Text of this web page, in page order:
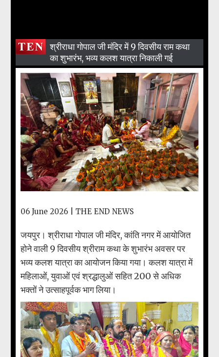
श्रीराधा गोपाल जी मंदिर में 9 दिवसीय राम कथा
का शुभारंभ, भव्य कलश यात्रा निकाली गई
06 June 2026 | THE END NEWS
जयपुर। श्रीराधा गोपाल जी मंदिर, कांति नगर में आयोजित
होने वाली 9 दिवसीय श्रीराम कथा के शुभारंभ अवसर पर
भव्य कलश यात्रा का आयोजन किया गया। कलश यात्रा में
महिलाओं, युवाओं एवं श्रद्धालुओं सहित 200 से अधिक
भक्तों ने उत्साहपूर्वक भाग लिया।